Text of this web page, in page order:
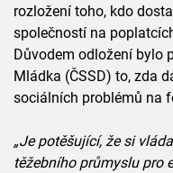
rozložení toho, kdo
společností na
Důvodem odložení bylo
Mládka (ČSSD) to, zda
sociálních problémů na
„Je potěšující, že si
těžebního průmyslu pro